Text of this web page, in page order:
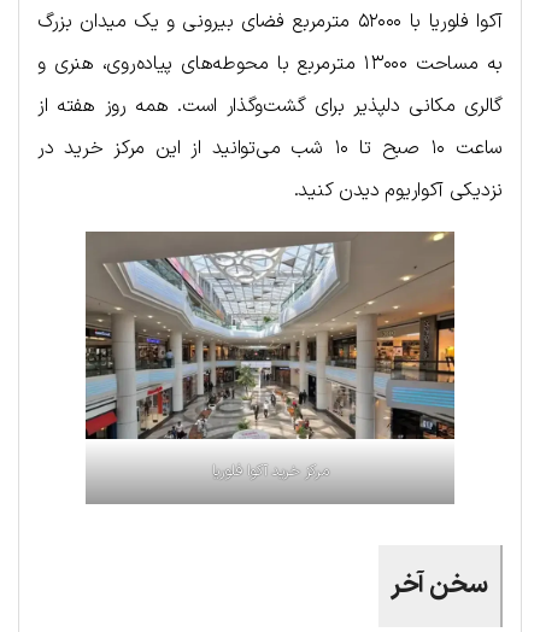
آکوا فلوریا با ۵۲۰۰۰ مترمربع فضای بیرونی و یک میدان بزرگ
به مساحت ۱۳۰۰۰ مترمربع با محوطه‌های پیاده‌روی، هنری و
گالری مکانی دلپذیر برای گشت‌وگذار است. همه روز هفته از
ساعت ۱۰ صبح تا ۱۰ شب می‌توانید از این مرکز خرید در
نزدیکی آکواریوم دیدن کنید.
مرکز خرید آکوا فلوریا
سخن آخر